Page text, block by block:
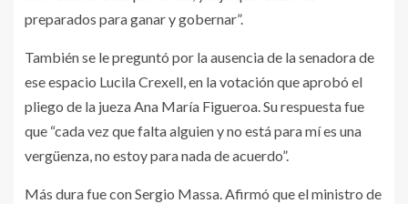
preparados para ganar y gobernar”.
También se le preguntó por la ausencia de la senadora de
ese espacio Lucila Crexell, en la votación que aprobó el
pliego de la jueza Ana María Figueroa. Su respuesta fue
que “cada vez que falta alguien y no está para mí es una
vergüenza, no estoy para nada de acuerdo”.
Más dura fue con Sergio Massa. Afirmó que el ministro de